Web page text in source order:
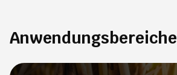
Anwendungsbereiche